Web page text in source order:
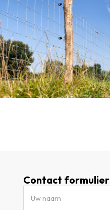
Contact formulier